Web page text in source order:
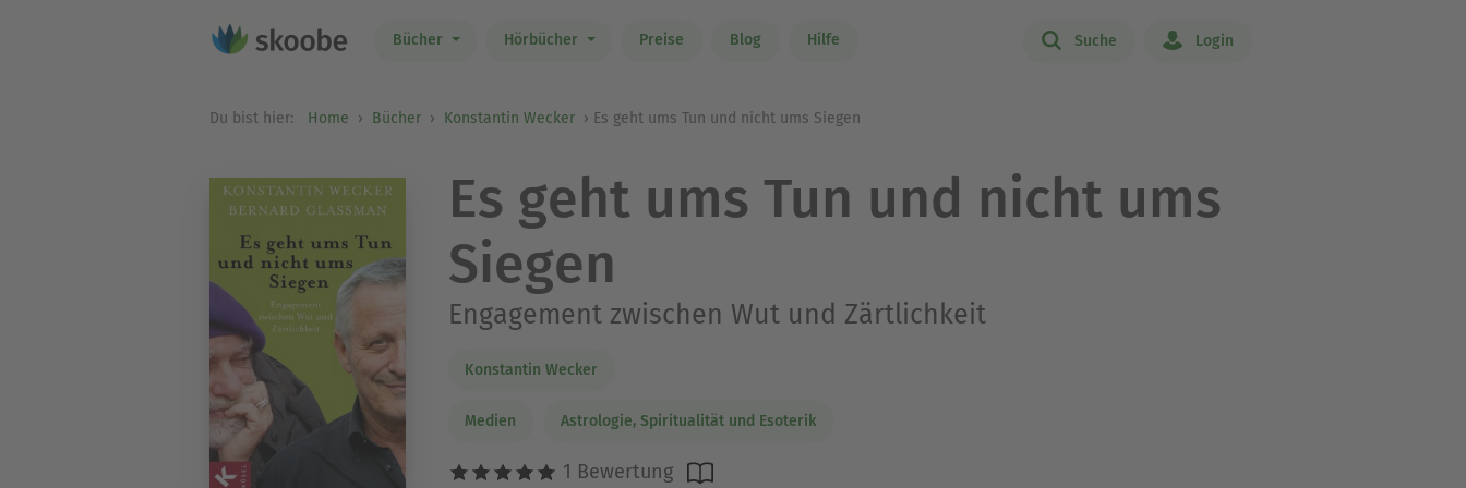
Bücher Hörbücher Preise Blog Hilfe Suche Login
Du bist hier: Home Bücher Konstantin Wecker Es geht ums Tun und nicht ums Siegen
Es geht ums Tun und nicht ums
Siegen
Engagement zwischen Wut und Zärtlichkeit
Konstantin Wecker
Medien Astrologie, Spiritualität und Esoterik
1 Bewertung